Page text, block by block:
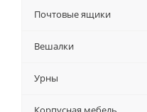
Почтовые ящики
Вешалки
Урны